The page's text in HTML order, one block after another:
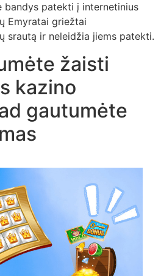
bandys patekti į internetinius
Emyratai griežtai
srautą ir neleidžia jiems patekti.
žaisti
kazino
gautumėte